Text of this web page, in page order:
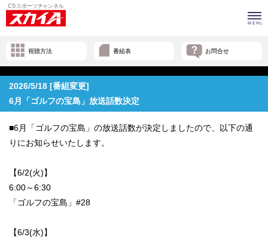
視聴方法 番組表 お問合せ
2026/5/18 [番組変更]
6月「ゴルフの宝島」放送話数決定
■6月「ゴルフの宝島」の放送話数が決定しましたので、以下の通
りにお知らせいたします。
【6/2(火)】
6:00～6:30
「ゴルフの宝島」#28
【6/3(水)】